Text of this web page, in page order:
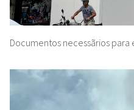
Documentos necessãrios